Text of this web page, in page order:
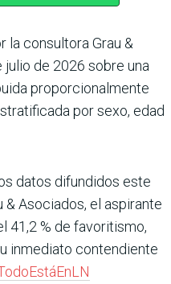
la consultora Grau &
de 2026 sobre una
proporcionalmente
por sexo, edad
datos difundidos este
Asociados, el aspirante
41,2 % de favoritismo,
inmediato contendiente